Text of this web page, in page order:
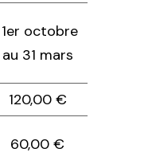
1er octobre
au 31 mars
120,00 €
60,00 €